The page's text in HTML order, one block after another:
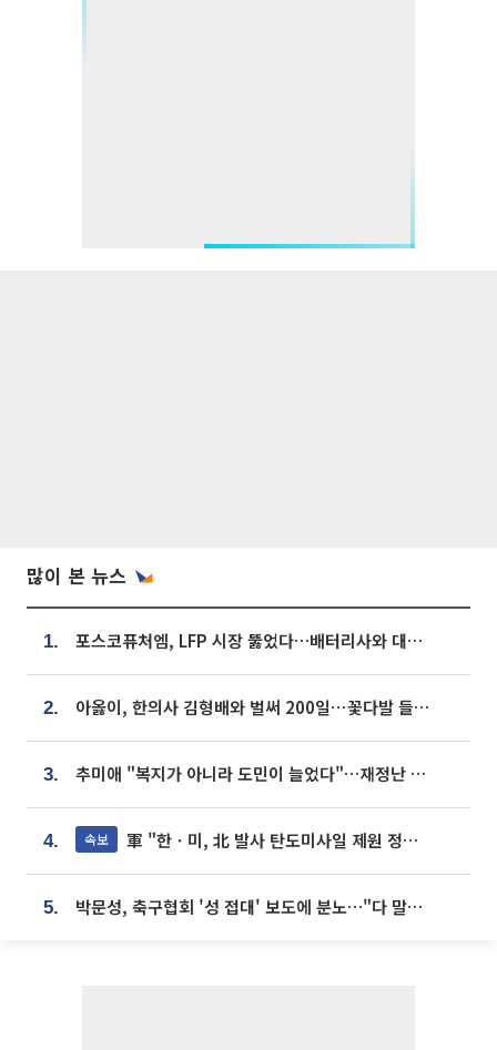
많이 본 뉴스
1. 포스코퓨처엠, LFP 시장 뚫었다…배터리사와 대규모 장기 공급 합의
2. 아옳이, 한의사 김형배와 벌써 200일⋯꽃다발 들고 "프러포즈 아냐"
3. 추미애 "복지가 아니라 도민이 늘었다"…재정난 책임론 정면돌파
4. 속보 軍 "한ㆍ미, 北 발사 탄도미사일 제원 정밀분석 중"
5. 박문성, 축구협회 '성 접대' 보도에 분노…"다 말아먹으려고 작정했나"